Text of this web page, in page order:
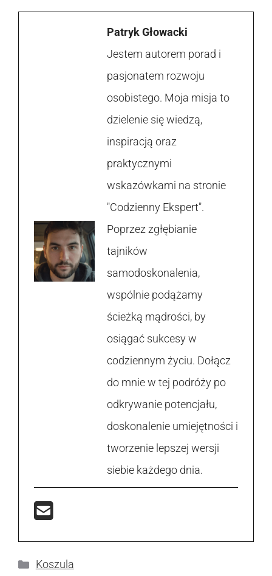
Patryk Głowacki
Jestem autorem porad i
pasjonatem rozwoju
osobistego. Moja misja to
dzielenie się wiedzą,
inspiracją oraz
praktycznymi
wskazówkami na stronie
"Codzienny Ekspert".
Poprzez zgłębianie
tajników
samodoskonalenia,
wspólnie podążamy
ścieżką mądrości, by
osiągać sukcesy w
codziennym życiu. Dołącz
do mnie w tej podróży po
odkrywanie potencjału,
doskonalenie umiejętności i
tworzenie lepszej wersji
siebie każdego dnia.
Kategorie
Koszula